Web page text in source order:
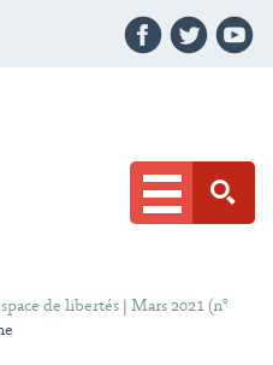
de libertés | Mars 2021 (n°